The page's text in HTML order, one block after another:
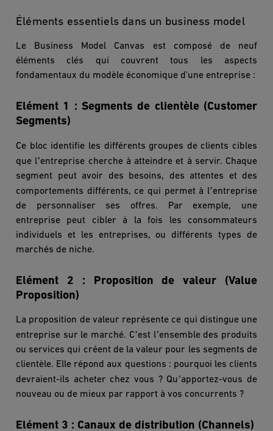
Éléments essentiels dans un business model
Le Business Model Canvas est composé de neuf
éléments clés qui couvrent tous les aspects
fondamentaux du modèle économique d'une entreprise :
Elément 1 : Segments de clientèle (Customer
Segments)
Ce bloc identifie les différents groupes de clients cibles
que l’entreprise cherche à atteindre et à servir. Chaque
segment peut avoir des besoins, des attentes et des
comportements différents, ce qui permet à l’entreprise
de personnaliser ses offres. Par exemple, une
entreprise peut cibler à la fois les consommateurs
individuels et les entreprises, ou différents types de
marchés de niche.
Elément 2 : Proposition de valeur (Value
Proposition)
La proposition de valeur représente ce qui distingue une
entreprise sur le marché. C’est l’ensemble des produits
ou services qui créent de la valeur pour les segments de
clientèle. Elle répond aux questions : pourquoi les clients
devraient-ils acheter chez vous ? Qu’apportez-vous de
nouveau ou de mieux par rapport à vos concurrents ?
Elément 3 : Canaux de distribution (Channels)